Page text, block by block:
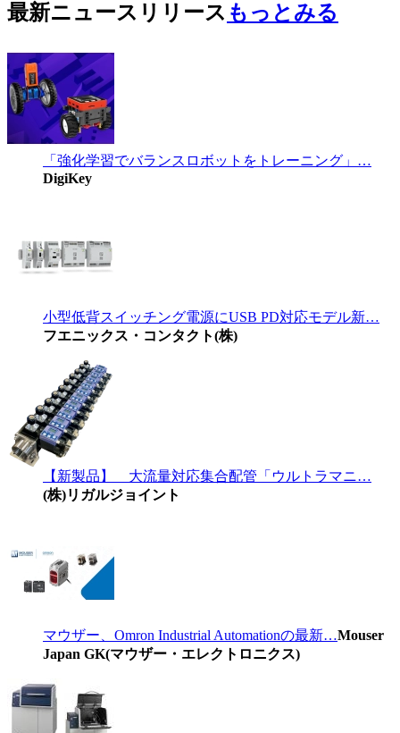
最新ニュースリリース もっとみる
「強化学習でバランスロボットをトレーニング」…
DigiKey
小型低背スイッチング電源にUSB PD対応モデル新…
フエニックス・コンタクト(株)
【新製品】 大流量対応集合配管「ウルトラマニ…
(株)リガルジョイント
マウザー、Omron Industrial Automationの最新…Mouser
Japan GK(マウザー・エレクトロニクス)